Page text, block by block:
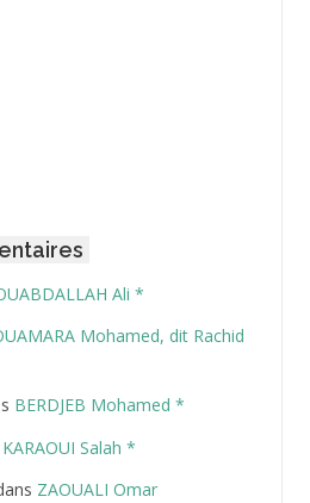
Ali *
Mohamed, dit Rachid
BERDJEB Mohamed *
KARAOUI Salah *
ZAOUALI Omar